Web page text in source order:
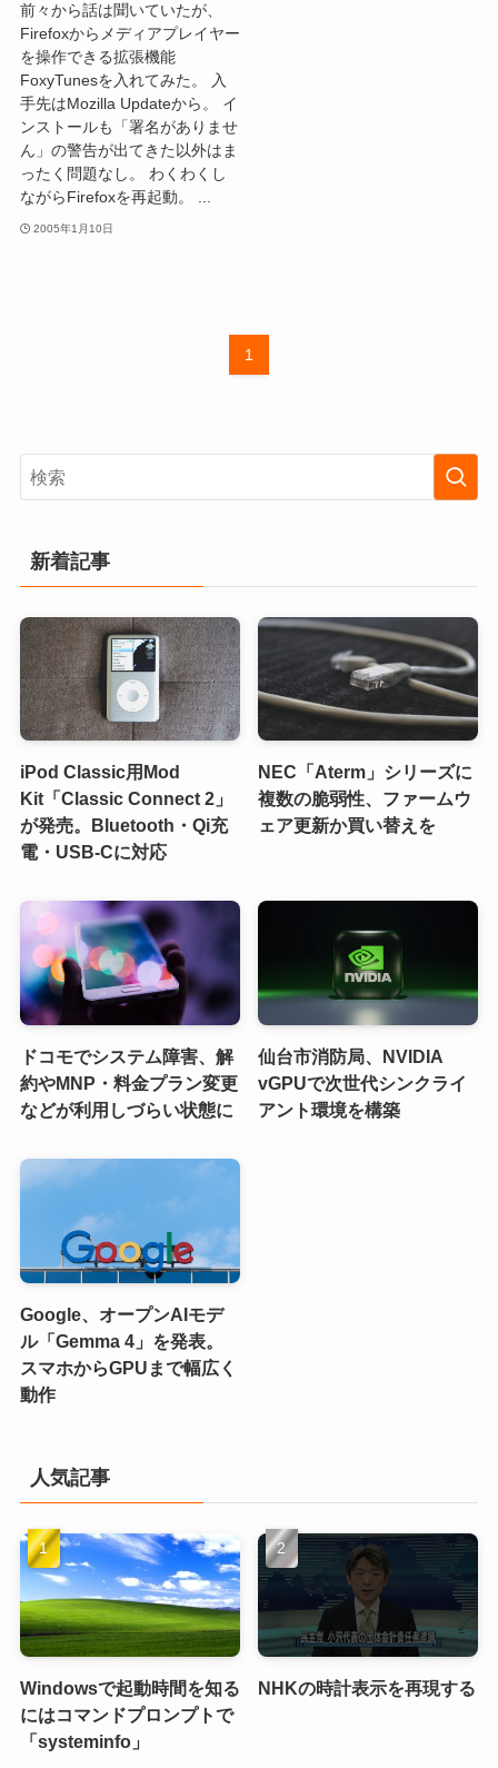
前々から話は聞いていたが、
Firefoxからメディアプレイヤー
を操作できる拡張機能
FoxyTunesを入れてみた。 入
手先はMozilla Updateから。 イ
ンストールも「署名がありませ
ん」の警告が出てきた以外はま
ったく問題なし。 わくわくし
ながらFirefoxを再起動。 ...
2005年1月10日
1
新着記事
iPod Classic用Mod
Kit「Classic Connect 2」
が発売。Bluetooth・Qi充
電・USB-Cに対応
NEC「Aterm」シリーズに
複数の脆弱性、ファームウ
ェア更新か買い替えを
ドコモでシステム障害、解
約やMNP・料金プラン変更
などが利用しづらい状態に
仙台市消防局、NVIDIA
vGPUで次世代シンクライ
アント環境を構築
Google、オープンAIモデ
ル「Gemma 4」を発表。
スマホからGPUまで幅広く
動作
人気記事
Windowsで起動時間を知る
にはコマンドプロンプトで
「systeminfo」
NHKの時計表示を再現する